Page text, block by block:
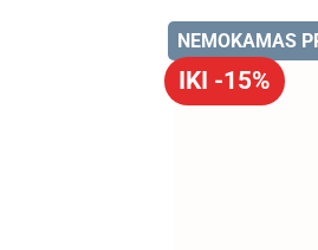
NEMOKAMAS
IKI -15%